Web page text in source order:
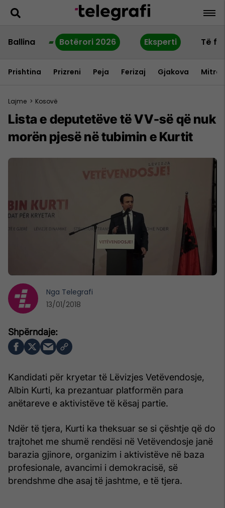
Ballina Botërori 2026 Eksperti Të
Prishtina Prizreni Peja Ferizaj Gjakova
Lajme > Kosovë
Lista e deputetëve të VV-së që nuk
morën pjesë në tubimin e Kurtit
Kandidati për kryetar të Lëvizjes Vetëvendosje,
Albin Kurti, ka prezantuar platformën para
anëtareve e aktivistëve të kësaj partie.
Ndër të tjera, Kurti ka theksuar se si çështje që do
trajtohet me shumë rendësi në Vetëvendosje janë
barazia gjinore, organizim i aktivistëve në baza
profesionale, avancimi i demokracisë, së
brendshme dhe asaj të jashtme, e të tjera.
Nga Telegrafi
13/01/2018